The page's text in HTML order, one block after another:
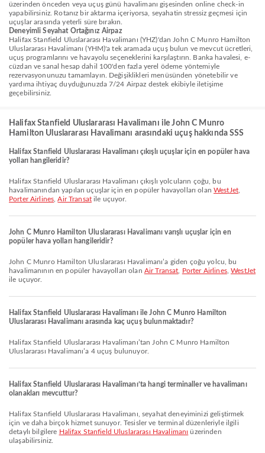
üzerinden önceden veya uçuş günü havalimanı gişesinden online check-in
yapabilirsiniz. Rotanız bir aktarma içeriyorsa, seyahatin stressiz geçmesi için
uçuşlar arasında yeterli süre bırakın.
Deneyimli Seyahat Ortağınız Airpaz
Halifax Stanfield Uluslararası Havalimanı (YHZ)'dan John C Munro Hamilton
Uluslararası Havalimanı (YHM)'a tek aramada uçuş bulun ve mevcut ücretleri,
uçuş programlarını ve havayolu seçeneklerini karşılaştırın. Banka havalesi, e-
cüzdan ve sanal hesap dahil 100'den fazla yerel ödeme yöntemiyle
rezervasyonunuzu tamamlayın. Değişiklikleri menüsünden yönetebilir ve
yardıma ihtiyaç duyduğunuzda 7/24 Airpaz destek ekibiyle iletişime
geçebilirsiniz.
Halifax Stanfield Uluslararası Havalimanı ile John C Munro
Hamilton Uluslararası Havalimanı arasındaki uçuş hakkında SSS
Halifax Stanfield Uluslararası Havalimanı çıkışlı uçuşlar için en popüler hava
yolları hangileridir?
Halifax Stanfield Uluslararası Havalimanı çıkışlı yolcuların çoğu, bu
havalimanından yapılan uçuşlar için en popüler havayolları olan WestJet,
Porter Airlines ,Air Transatile uçuyor.
John C Munro Hamilton Uluslararası Havalimanı varışlı uçuşlar için en
popüler hava yolları hangileridir?
John C Munro Hamilton Uluslararası Havalimanı’a giden çoğu yolcu, bu
havalimanının en popüler havayolları olan Air Transat Porter Airlines,WestJet
ile uçuyor.
Halifax Stanfield Uluslararası Havalimanı ile John C Munro Hamilton
Uluslararası Havalimanı arasında kaç uçuş bulunmaktadır?
Halifax Stanfield Uluslararası Havalimanı’tan John C Munro Hamilton
Uluslararası Havalimanı’a 4 uçuş bulunuyor.
Halifax Stanfield Uluslararası Havalimanı’ta hangi terminaller ve havalimanı
olanakları mevcuttur?
Halifax Stanfield Uluslararası Havalimanı, seyahat deneyiminizi geliştirmek
için ve daha birçok hizmet sunuyor. Tesisler ve terminal düzenleriyle ilgili
detaylı bilgilere Halifax Stanfield Uluslararası Havalimanı üzerinden
ulaşabilirsiniz.